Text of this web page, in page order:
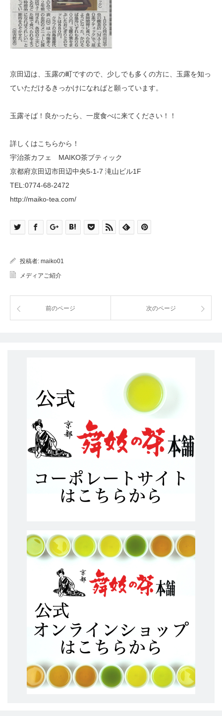
京田辺は、玉露の町ですので、少しでも多くの方に、玉露を知っ
ていただけるきっかけになればと願っています。
玉露そば！良かったら、一度食べに来てください！！
詳しくはこちらから！
宇治茶カフェ MAIKO茶ブティック
京都府京田辺市田辺中央5-1-7 滝山ビル1F
TEL:0774-68-2472
http://maiko-tea.com/
投稿者: maiko01
メディアご紹介
前のページ 次のページ